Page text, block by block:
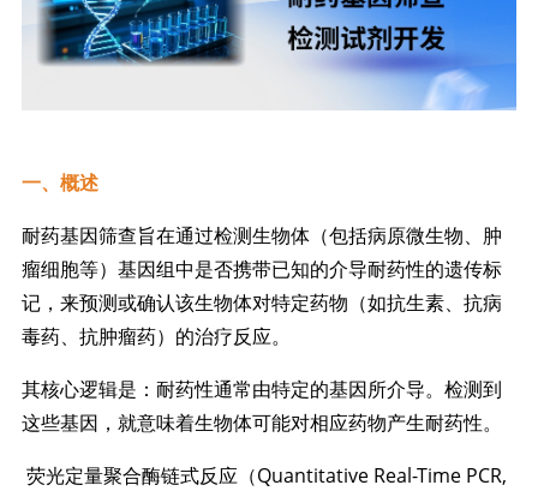
一、概述
耐药基因筛查旨在通过检测生物体（包括病原微生物、肿
瘤细胞等）基因组中是否携带已知的介导耐药性的遗传标
记，来预测或确认该生物体对特定药物（如抗生素、抗病
毒药、抗肿瘤药）的治疗反应。
其核心逻辑是：耐药性通常由特定的基因所介导。检测到
这些基因，就意味着生物体可能对相应药物产生耐药性。
荧光定量聚合酶链式反应（Quantitative Real-Time PCR,